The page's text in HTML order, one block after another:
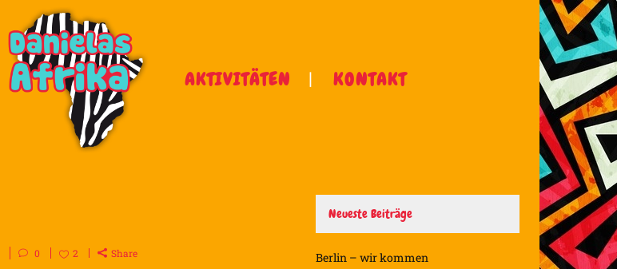
AKTIVITÄTEN KONTAKT
0 2 Share
Neueste Beiträge
Berlin – wir kommen